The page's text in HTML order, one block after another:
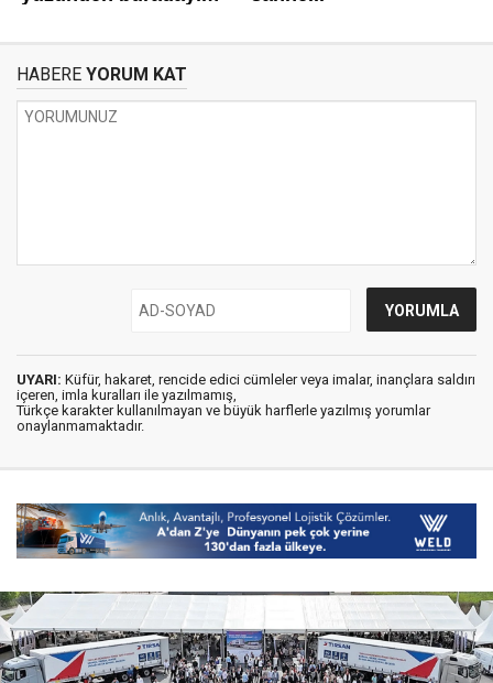
HABERE YORUM KAT
UYARI: Küfür, hakaret, rencide edici cümleler veya imalar, inançlara saldırı
içeren, imla kuralları ile yazılmamış,
Türkçe karakter kullanılmayan ve büyük harflerle yazılmış yorumlar
onaylanmamaktadır.